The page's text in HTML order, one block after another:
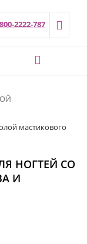
2222-787
НОГТЕЙ СО
И